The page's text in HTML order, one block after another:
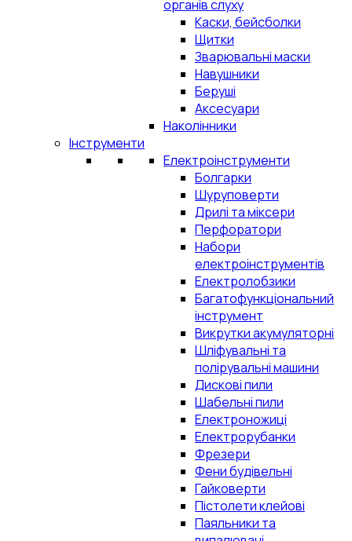
органів слуху
Каски, бейсболки
Щитки
Зварювальні маски
Навушники
Беруші
Аксесуари
Наколінники
Інструменти
Електроінструменти
Болгарки
Шуруповерти
Дрилі та міксери
Перфоратори
Набори
електроінструментів
Електролобзики
Багатофункціональний
інструмент
Викрутки акумуляторні
Шліфувальні та
полірувальні машини
Дискові пили
Шабельні пили
Електроножиці
Електрорубанки
Фрезери
Фени будівельні
Гайковерти
Пістолети клейові
Паяльники та